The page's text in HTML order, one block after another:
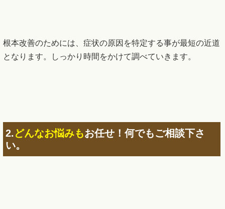
根本改善のためには、症状の原因を特定する事が最短の近道
となります。しっかり時間をかけて調べていきます。
2.どんなお悩みもお任せ！何でもご相談下さ
い。